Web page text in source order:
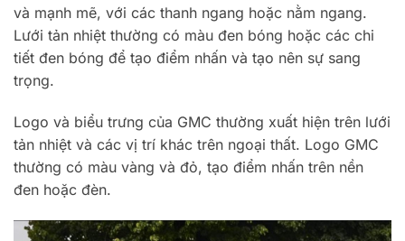
và mạnh mẽ, với các thanh ngang hoặc nằm ngang.
Lưới tản nhiệt thường có màu đen bóng hoặc các chi
tiết đen bóng để tạo điểm nhấn và tạo nên sự sang
trọng.
Logo và biểu trưng của GMC thường xuất hiện trên lưới
tản nhiệt và các vị trí khác trên ngoại thất. Logo GMC
thường có màu vàng và đỏ, tạo điểm nhấn trên nền
đen hoặc đèn.